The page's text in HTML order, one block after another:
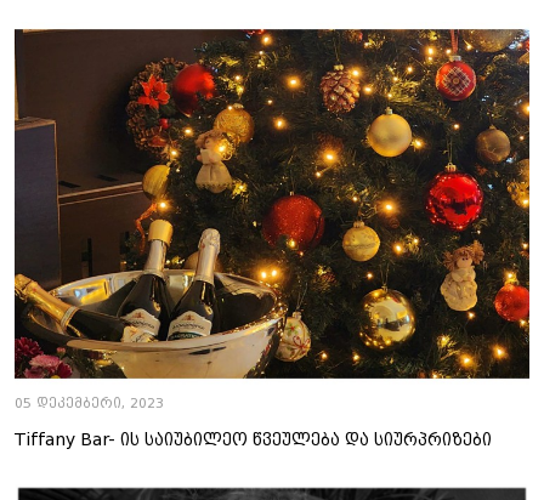
05 დეკემბერი, 2023
Tiffany Bar- ის საიუბილეო წვეულება და სიურპრიზები